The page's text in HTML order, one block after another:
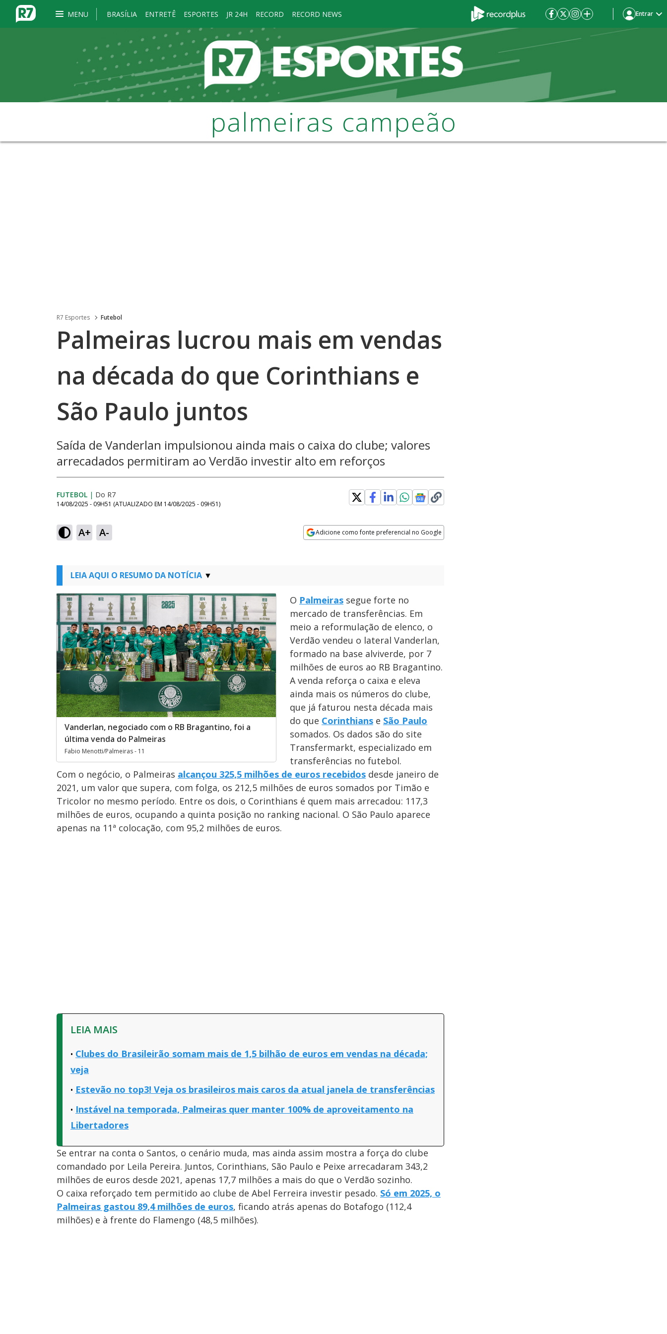
MENU BRASÍLIA ENTRETÊ ESPORTES JR 24H RECORD RECORD NEWS Entrar
palmeiras campeão
R7 Esportes Futebol
Palmeiras lucrou mais em vendas
na década do que Corinthians e
São Paulo juntos
Saída de Vanderlan impulsionou ainda mais o caixa do clube; valores
arrecadados permitiram ao Verdão investir alto em reforços
FUTEBOL | Do R7
14/08/2025 - 09H51 (ATUALIZADO EM 14/08/2025 - 09H51)
A+ A- Adicione como fonte preferencial no Google
LEIA AQUI O RESUMO DA NOTÍCIA
Vanderlan, negociado com o RB Bragantino, foi a
última venda do Palmeiras
Fabio Menotti/Palmeiras - 11
O Palmeiras segue forte no
mercado de transferências. Em
meio a reformulação de elenco, o
Verdão vendeu o lateral Vanderlan,
formado na base alviverde, por 7
milhões de euros ao RB Bragantino.
A venda reforça o caixa e eleva
ainda mais os números do clube,
que já faturou nesta década mais
do que Corinthians e São Paulo
somados. Os dados são do site
Transfermarkt, especializado em
transferências no futebol.
Com o negócio, o Palmeiras alcançou 325,5 milhões de euros recebidos desde janeiro de
2021, um valor que supera, com folga, os 212,5 milhões de euros somados por Timão e
Tricolor no mesmo período. Entre os dois, o Corinthians é quem mais arrecadou: 117,3
milhões de euros, ocupando a quinta posição no ranking nacional. O São Paulo aparece
apenas na 11ª colocação, com 95,2 milhões de euros.
LEIA MAIS
Clubes do Brasileirão somam mais de 1,5 bilhão de euros em vendas na década;
veja
Estevão no top3! Veja os brasileiros mais caros da atual janela de transferências
Instável na temporada, Palmeiras quer manter 100% de aproveitamento na
Libertadores
Se entrar na conta o Santos, o cenário muda, mas ainda assim mostra a força do clube
comandado por Leila Pereira. Juntos, Corinthians, São Paulo e Peixe arrecadaram 343,2
milhões de euros desde 2021, apenas 17,7 milhões a mais do que o Verdão sozinho.
O caixa reforçado tem permitido ao clube de Abel Ferreira investir pesado. Só em 2025, o
Palmeiras gastou 89,4 milhões de euros, ficando atrás apenas do Botafogo (112,4
milhões) e à frente do Flamengo (48,5 milhões).